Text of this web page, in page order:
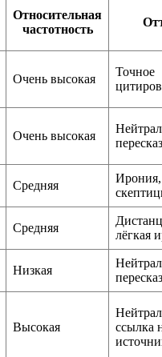
Относительная
частотность
Очень высокая
Точное
Очень высокая
пересказ
Средняя
Ирония,
Средняя
лёгкая
Низкая
пересказ
Высокая
ссылка